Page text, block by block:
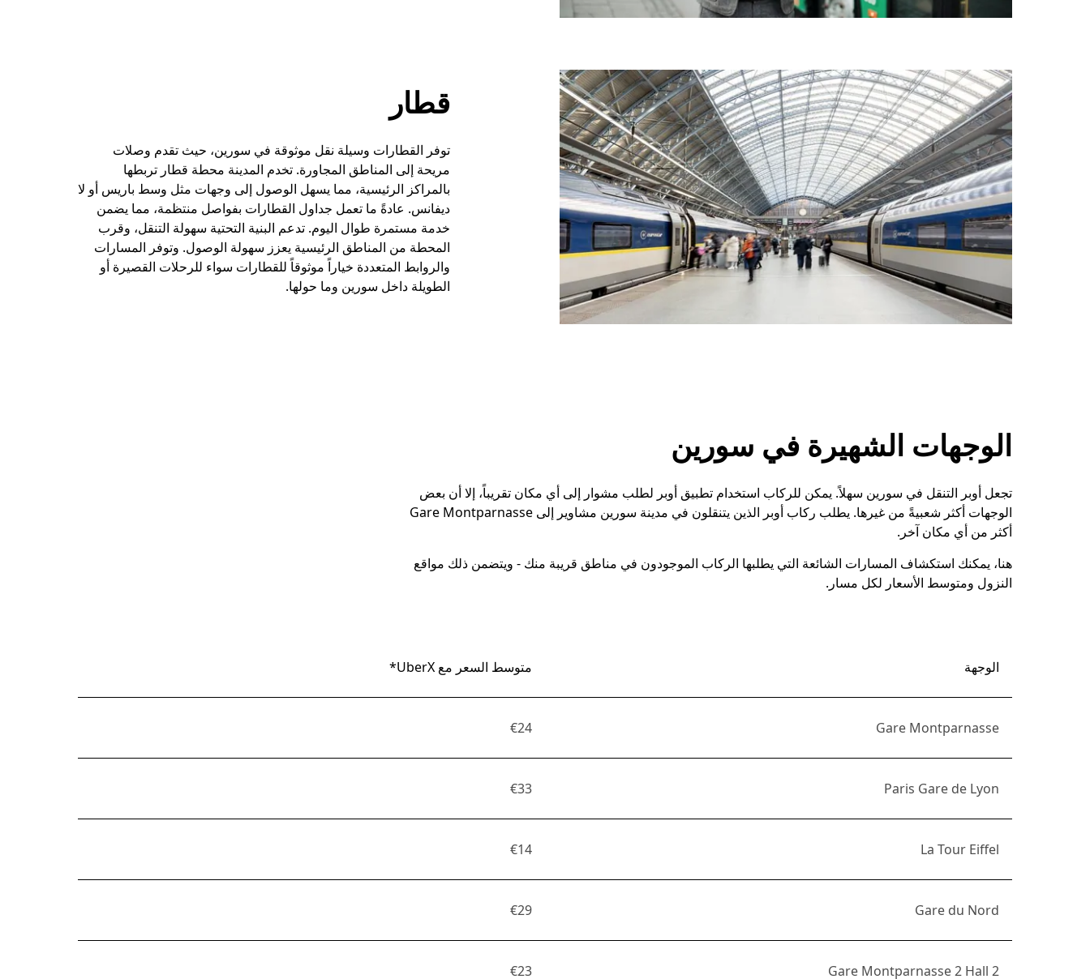
قطار
توفر القطارات وسيلة نقل موثوقة في سورين، حيث تقدم وصلات
مريحة إلى المناطق المجاورة. تخدم المدينة محطة قطار تربطها
بالمراكز الرئيسية، مما يسهل الوصول إلى وجهات مثل وسط باريس أو لا
ديفانس. عادةً ما تعمل جداول القطارات بفواصل منتظمة، مما يضمن
خدمة مستمرة طوال اليوم. تدعم البنية التحتية سهولة التنقل، وقرب
المحطة من المناطق الرئيسية يعزز سهولة الوصول. وتوفر المسارات
والروابط المتعددة خياراً موثوقاً للقطارات سواء للرحلات القصيرة أو
الطويلة داخل سورين وما حولها.
الوجهات الشهيرة في سورين
تجعل أوبر التنقل في سورين سهلاً. يمكن للركاب استخدام تطبيق أوبر لطلب مشوار إلى أي مكان تقريباً، إلا أن بعض
الوجهات أكثر شعبيةً من غيرها. يطلب ركاب أوبر الذين يتنقلون في مدينة سورين مشاوير إلى Gare Montparnasse
أكثر من أي مكان آخر.
هنا، يمكنك استكشاف المسارات الشائعة التي يطلبها الركاب الموجودون في مناطق قريبة منك - ويتضمن ذلك مواقع
النزول ومتوسط الأسعار لكل مسار.
الوجهة متوسط السعر مع UberX*
Gare Montparnasse
€24
Paris Gare de Lyon
€33
La Tour Eiffel
€14
Gare du Nord
€29
Gare Montparnasse 2 Hall 2
€23